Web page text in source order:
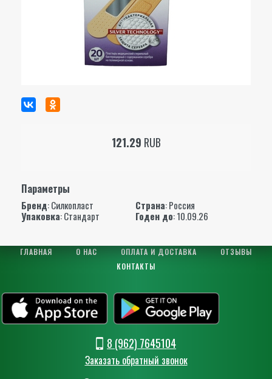
121.29 RUB
Параметры
Бренд:Силкопласт Страна: Россия
Упаковка: Стандарт Годен до: 10.09.26
ГЛАВНАЯ О НАС ОПЛАТА И ДОСТАВКА
ОТЗЫВЫ
КОНТАКТЫ
8 (962) 7645104
Заказать обратный звонок